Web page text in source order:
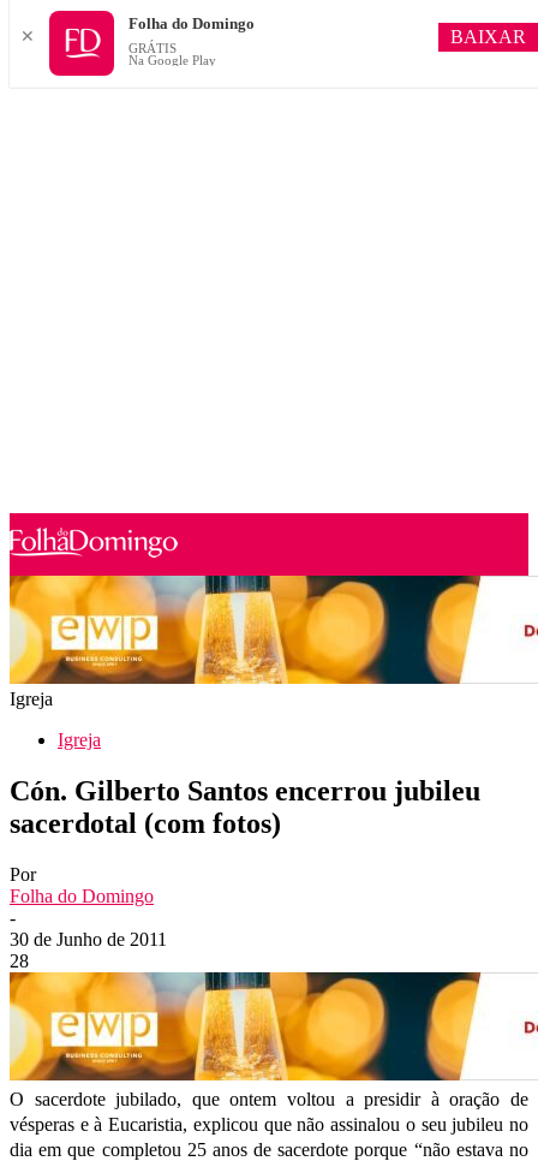
Igreja
Igreja
Cón. Gilberto Santos encerrou jubileu
sacerdotal (com fotos)
Por
Folha do Domingo
-
30 de Junho de 2011
28
O sacerdote jubilado, que ontem voltou a presidir à oração de
vésperas e à Eucaristia, explicou que não assinalou o seu jubileu no
dia em que completou 25 anos de sacerdote porque “não estava no
✕
Folha do Domingo
GRÁTIS
Na Google Play
BAIXAR